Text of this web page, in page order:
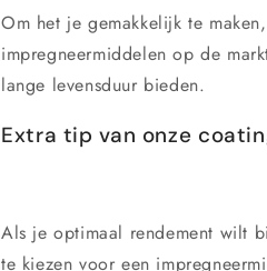
Om het je gemakkelijk te
impregneermiddelen op de
lange levensduur bieden.
Extra tip van onze
Als je optimaal rendement wilt
te kiezen voor een